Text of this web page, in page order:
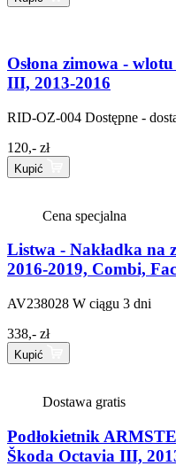
Osłona zimowa -
III, 2013-2016
RID-OZ-004 Dostępne -
120,- zł
Kupić
Cena specjalna
Listwa - Nakładka na
2016-2019, Combi,
AV238028 W ciągu 3 dni
338,- zł
Kupić
Dostawa gratis
Podłokietnik
Škoda Octavia III,